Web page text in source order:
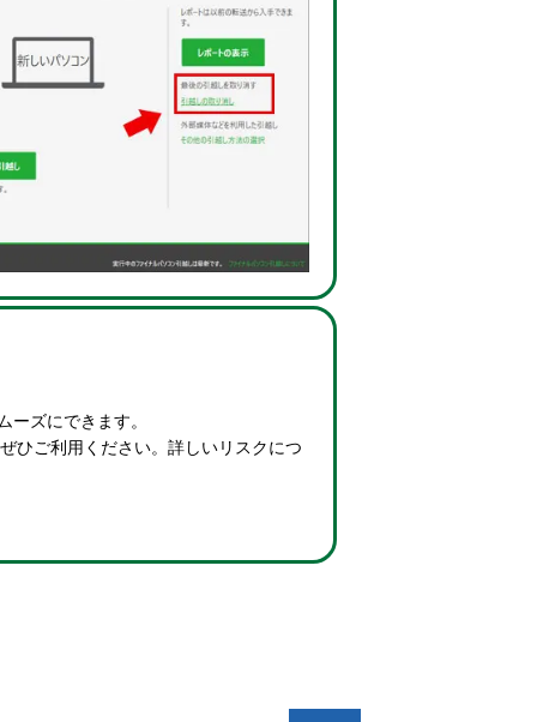
ズにできます。
ひご利用ください。詳しいリスクにつ